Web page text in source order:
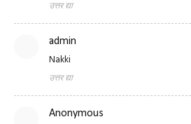
उत्तर द्या
admin
Nakki
उत्तर द्या
Anonymous